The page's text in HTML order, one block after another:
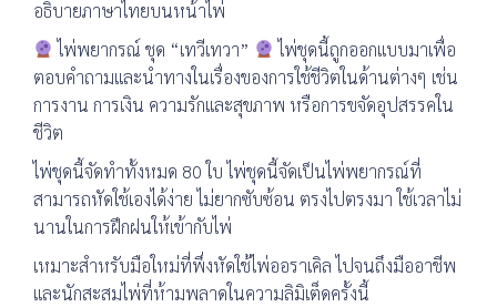
อธิบายภาษาไทยบนหน้าไพ่
ไพ่พยากรณ์ ชุด “เทวีเทวา”
ไพ่ชุดนี้ถูกออกแบบมาเพื่อ
ตอบคำถามและนำทางในเรื่องของการใช้ชีวิตในด้านต่างๆ เช่น
การงาน การเงิน ความรักและสุขภาพ หรือการขจัดอุปสรรคใน
ชีวิต
ไพ่ชุดนี้จัดทำทั้งหมด 80 ใบ ไพ่ชุดนี้จัดเป็นไพ่พยากรณ์ที่
สามารถหัดใช้เองได้ง่าย ไม่ยากซับซ้อน ตรงไปตรงมา ใช้เวลาไม่
นานในการฝึกฝนให้เข้ากับไพ่
เหมาะสำหรับมือใหม่ที่พึ่งหัดใช้ไพ่ออราเคิล ไปจนถึงมืออาชีพ
และนักสะสมไพ่ที่ห้ามพลาดในความลิมิเต็ดครั้งนี้